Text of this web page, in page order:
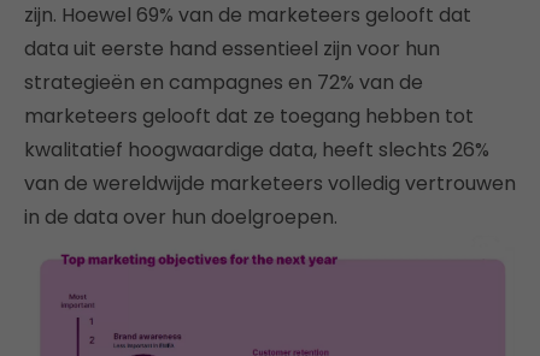
zijn. Hoewel 69% van de marketeers gelooft dat
data uit eerste hand essentieel zijn voor hun
strategieën en campagnes en 72% van de
marketeers gelooft dat ze toegang hebben tot
kwalitatief hoogwaardige data, heeft slechts 26%
van de wereldwijde marketeers volledig vertrouwen
in de data over hun doelgroepen.